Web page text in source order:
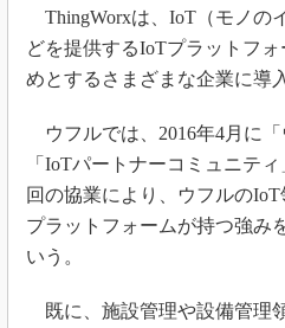
ThingWorxは、IoT（モノの
どを提供するIoTプラットフ
めとするさまざまな企業に導
ウフルでは、2016年4月に「
「IoTパートナーコミュニテ
回の協業により、ウフルの
プラットフォームが持つ強み
いう。
既に、施設管理や設備管理